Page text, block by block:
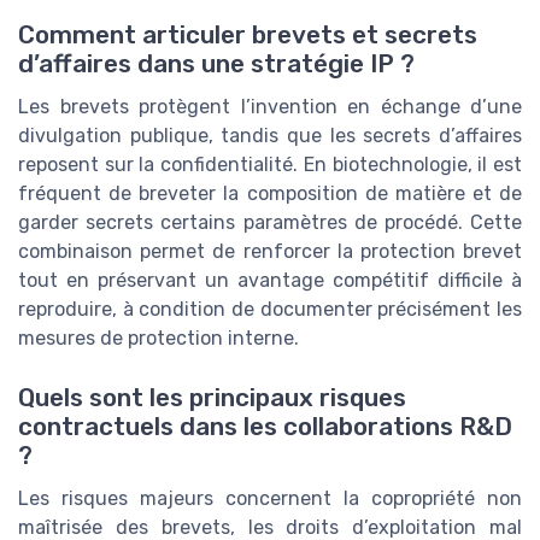
Comment articuler brevets et secrets
d’affaires dans une stratégie IP ?
Les brevets protègent l’invention en échange d’une
divulgation publique, tandis que les secrets d’affaires
reposent sur la confidentialité. En biotechnologie, il est
fréquent de breveter la composition de matière et de
garder secrets certains paramètres de procédé. Cette
combinaison permet de renforcer la protection brevet
tout en préservant un avantage compétitif difficile à
reproduire, à condition de documenter précisément les
mesures de protection interne.
Quels sont les principaux risques
contractuels dans les collaborations R&D
?
Les risques majeurs concernent la copropriété non
maîtrisée des brevets, les droits d’exploitation mal